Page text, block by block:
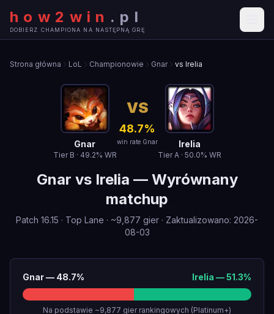
how2win . pl
DOBIERZ CHAMPIONA NA NASTĘPNĄ GRĘ
Strona główna LoL Championowie Gnar vs Irelia
Gnar
Tier B · 49.2% WR
VS
48.7%
win rate Gnar Irelia
TierA· 50.0% WR
Gnar vs Irelia — Wyrównany
matchup
Patch 16.15 · Top Lane · ~9,877 gier · Zaktualizowano: 2026-
08-03
Gnar— 48.7% Irelia —51.3%
Na podstawie ~9,877 gier rankingowych (Platinum+)